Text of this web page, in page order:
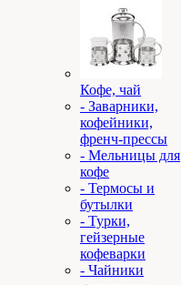
Кофе, чай
- Заварники,
кофейники,
френч-прессы
- Мельницы для
кофе
- Термосы и
бутылки
- Турки,
гейзерные
кофеварки
- Чайники